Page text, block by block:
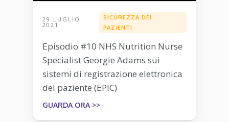
29 LUGLIO
2021
SICUREZZA DEI
PAZIENTI
Episodio #10 NHS Nutrition Nurse
Specialist Georgie Adams sui
sistemi di registrazione elettronica
del paziente (EPIC)
GUARDA ORA >>